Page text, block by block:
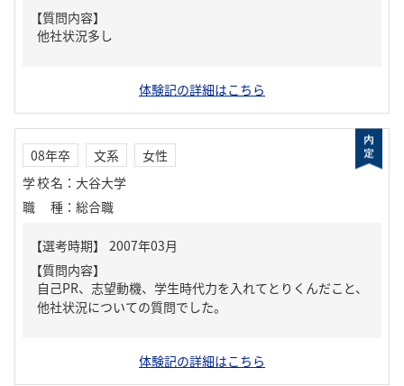
【質問内容】
他社状況多し
体験記の詳細はこちら
08年卒 文系
女性
学校名 ： 大谷大学
職種 ： 総合職
【質問内容】
自己PR、志望動機、学生時代力を入れてとりくんだこと、
他社状況についての質問でした。
体験記の詳細はこちら